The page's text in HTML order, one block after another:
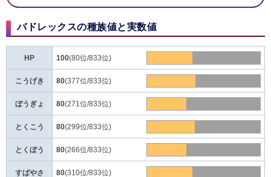
バドレックスの種族値と実数値
HP 100(80位/833位)
こうげき 80(377位/833位)
ぼうぎょ 80(271位/833位)
とくこう 80(299位/833位)
とくぼう 80(266位/833位)
すばやさ 80(310位/833位)